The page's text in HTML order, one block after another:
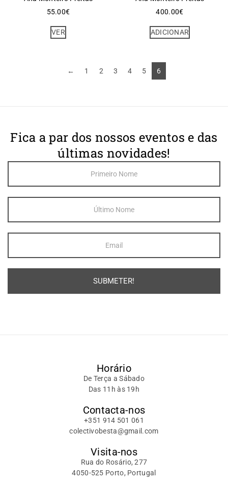
55.00€
VER
400.00€
ADICIONAR
← 1 2 3 4 5 6
Fica a par dos nossos eventos e das
últimas novidades!
Sign Up
SUBMETER!
Horário
De Terça a Sábado
Das 11h às 19h
Contacta-nos
+351 914 501 061
colectivobesta@gmail.com
Visita-nos
Rua do Rosário, 277
4050-525 Porto, Portugal